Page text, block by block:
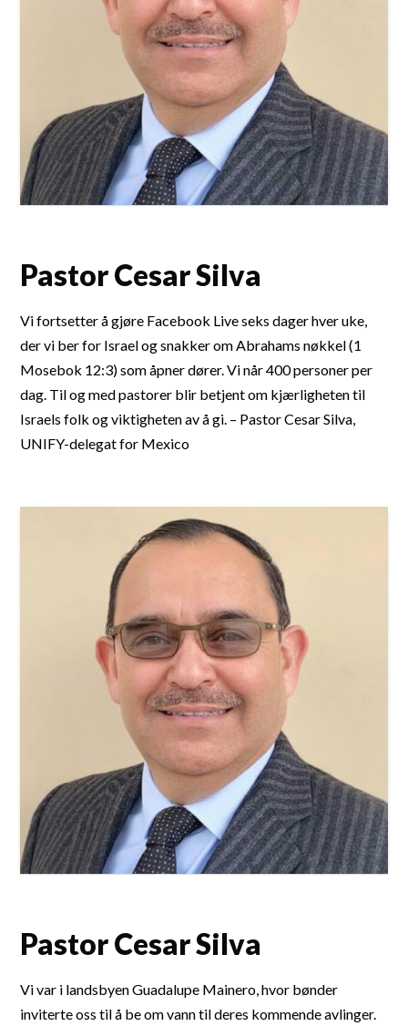
Pastor Cesar Silva
Vi fortsetter å gjøre Facebook Live seks dager hver uke,
der vi ber for Israel og snakker om Abrahams nøkkel (1
Mosebok 12:3) som åpner dører. Vi når 400 personer per
dag. Til og med pastorer blir betjent om kjærligheten til
Israels folk og viktigheten av å gi. – Pastor Cesar Silva,
UNIFY-delegat for Mexico
Pastor Cesar Silva
Vi var i landsbyen Guadalupe Mainero, hvor bønder
inviterte oss til å be om vann til deres kommende avlinger.